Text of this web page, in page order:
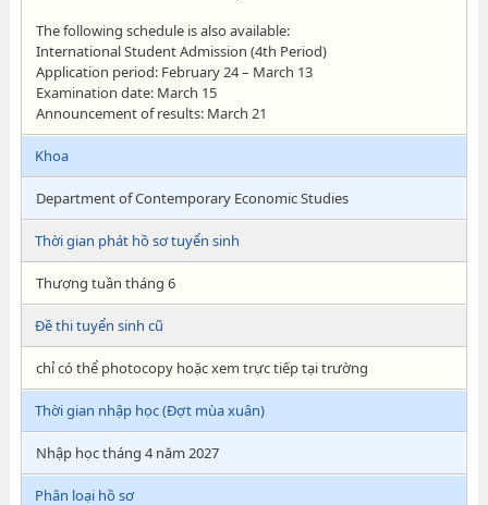
The following schedule is also available:
International Student Admission (4th Period)
Application period: February 24 – March 13
Examination date: March 15
Announcement of results: March 21
Khoa
Department of Contemporary Economic Studies
Thời gian phát hồ sơ tuyển sinh
Thượng tuần tháng 6
Đề thi tuyển sinh cũ
chỉ có thể photocopy hoặc xem trực tiếp tại trường
Thời gian nhập học (Đợt mùa xuân)
Nhập học tháng 4 năm 2027
Phân loại hồ sơ